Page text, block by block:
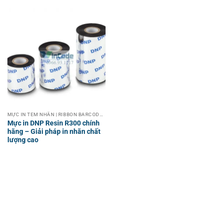
Mực in DNP Resin R300 chính
hãng – Giải pháp in nhãn chất
lượng cao